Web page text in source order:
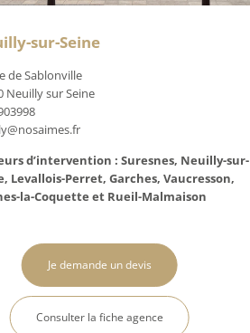
sur-Seine
de Sablonville
Neuilly sur Seine
d’intervention : Suresnes, Neuilly-sur-
Levallois-Perret, Garches, Vaucresson,
la-Coquette et Rueil-Malmaison
Je demande un devis
Consulter la fiche agence